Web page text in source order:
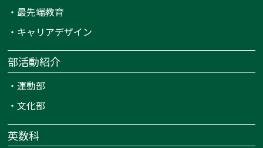
・最先端教育
・ キャリアデザイン
部活動紹介
・運動部
・文化部
英数科